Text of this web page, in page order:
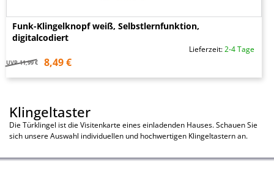
Funk-Klingelknopf weiß, Selbstlernfunktion,
digitalcodiert
Lieferzeit:2-4 Tage
UVP 11,99 € 8,49 €
Klingeltaster
Die Türklingel ist die Visitenkarte eines einladenden Hauses. Schauen Sie
sich unsere Auswahl individuellen und hochwertigen Klingeltastern an.